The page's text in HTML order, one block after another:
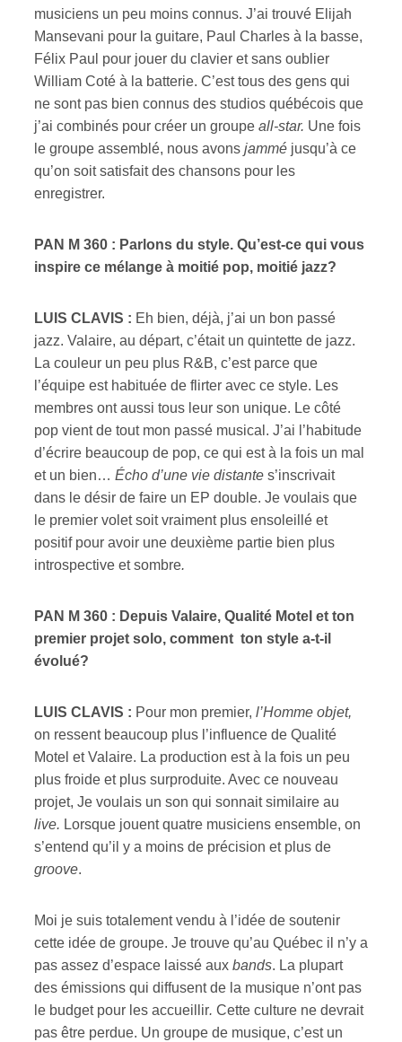
musiciens un peu moins connus. J’ai trouvé Elijah
Mansevani pour la guitare, Paul Charles à la basse,
Félix Paul pour jouer du clavier et sans oublier
William Coté à la batterie. C’est tous des gens qui
ne sont pas bien connus des studios québécois que
j’ai combinés pour créer un groupe all-star. Une fois
le groupe assemblé, nous avons jammé jusqu’à ce
qu’on soit satisfait des chansons pour les
enregistrer.
PAN M 360 : Parlons du style. Qu’est-ce qui vous
inspire ce mélange à moitié pop, moitié jazz?
LUIS CLAVIS : Eh bien, déjà, j’ai un bon passé
jazz. Valaire, au départ, c’était un quintette de jazz.
La couleur un peu plus R&B, c’est parce que
l’équipe est habituée de flirter avec ce style. Les
membres ont aussi tous leur son unique. Le côté
pop vient de tout mon passé musical. J’ai l’habitude
d’écrire beaucoup de pop, ce qui est à la fois un mal
et un bien… Écho d’une vie distante s’inscrivait
dans le désir de faire un EP double. Je voulais que
le premier volet soit vraiment plus ensoleillé et
positif pour avoir une deuxième partie bien plus
introspective et sombre.
PAN M 360 : Depuis Valaire, Qualité Motel et ton
premier projet solo, comment ton style a-t-il
évolué?
LUIS CLAVIS : Pour mon premier, l’Homme objet,
on ressent beaucoup plus l’influence de Qualité
Motel et Valaire. La production est à la fois un peu
plus froide et plus surproduite. Avec ce nouveau
projet, Je voulais un son qui sonnait similaire au
live. Lorsque jouent quatre musiciens ensemble, on
s’entend qu’il y a moins de précision et plus de
groove.
Moi je suis totalement vendu à l’idée de soutenir
cette idée de groupe. Je trouve qu’au Québec il n’y a
pas assez d’espace laissé aux bands. La plupart
des émissions qui diffusent de la musique n’ont pas
le budget pour les accueillir. Cette culture ne devrait
pas être perdue. Un groupe de musique, c’est un